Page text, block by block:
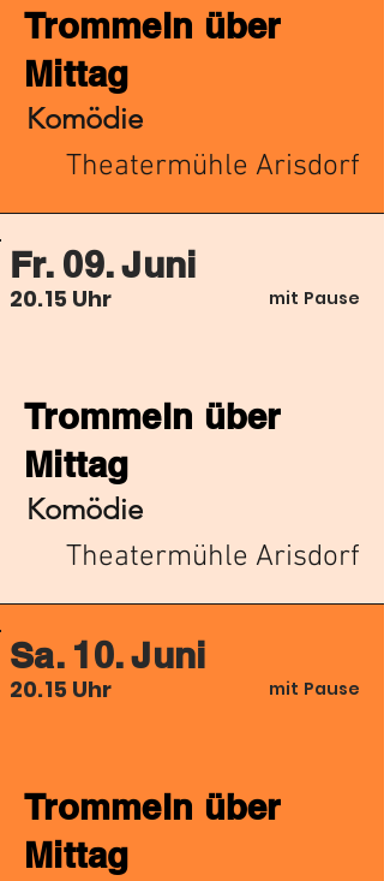
Trommeln über
Mittag
Komödie
Theatermühle Arisdorf
Fr. 09. Juni
20.15 Uhr mit Pause
Trommeln über
Mittag
Komödie
Theatermühle Arisdorf
Sa. 10. Juni
20.15 Uhr mit Pause
Trommeln über
Mittag